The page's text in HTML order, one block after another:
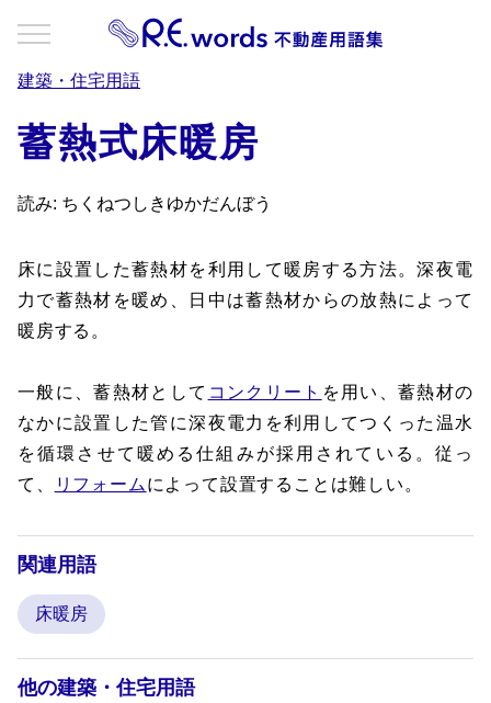
建築・住宅用語
蓄熱式床暖房
読み: ちくねつしきゆかだんぼう
床に設置した蓄熱材を利用して暖房する方法。深夜電
力で蓄熱材を暖め、日中は蓄熱材からの放熱によって
暖房する。
一般に、蓄熱材として コンクリート を用い、蓄熱材の
なかに設置した管に深夜電力を利用してつくった温水
を循環させて暖める仕組みが採用されている。従っ
て、
リフォーム によって設置することは難しい。
関連用語
床暖房
他の建築・住宅用語